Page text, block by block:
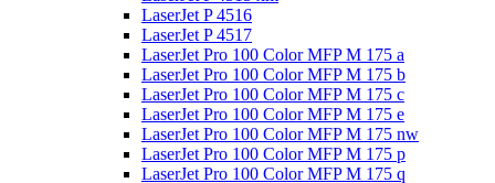
LaserJet P 4516
LaserJet P 4517
LaserJet Pro 100 Color MFP M 175 a
LaserJet Pro 100 Color MFP M 175 b
LaserJet Pro 100 Color MFP M 175 c
LaserJet Pro 100 Color MFP M 175 e
LaserJet Pro 100 Color MFP M 175 nw
LaserJet Pro 100 Color MFP M 175 p
LaserJet Pro 100 Color MFP M 175 q